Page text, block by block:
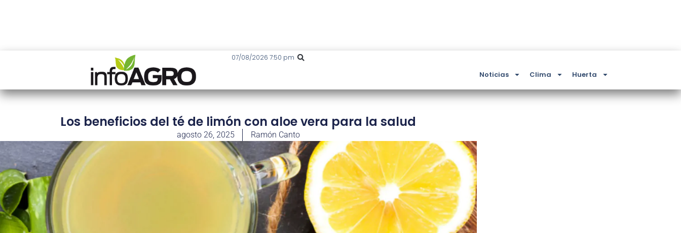
07/08/2026 7:50 pm
Noticias Clima Huerta
Los beneficios del té de limón con aloe vera para la salud
agosto 26, 2025 Ramón Canto